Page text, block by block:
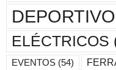
ELÉCTRICOS
EVENTOS (54)